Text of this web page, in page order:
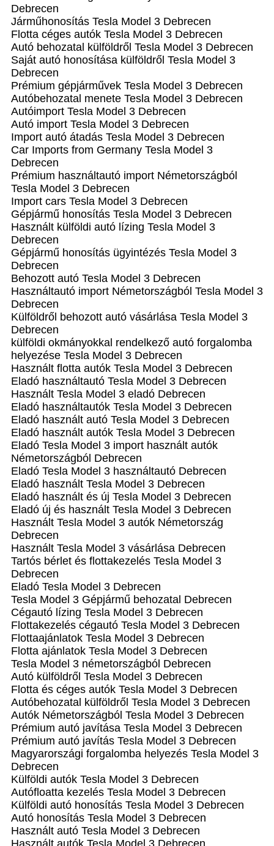
Debrecen
Járműhonosítás Tesla Model 3 Debrecen
Flotta céges autók Tesla Model 3 Debrecen
Autó behozatal külföldről Tesla Model 3 Debrecen
Saját autó honosítása külföldről Tesla Model 3
Debrecen
Prémium gépjárművek Tesla Model 3 Debrecen
Autóbehozatal menete Tesla Model 3 Debrecen
Autóimport Tesla Model 3 Debrecen
Autó import Tesla Model 3 Debrecen
Import autó átadás Tesla Model 3 Debrecen
Car Imports from Germany Tesla Model 3
Debrecen
Prémium használtautó import Németországból
Tesla Model 3 Debrecen
Import cars Tesla Model 3 Debrecen
Gépjármű honosítás Tesla Model 3 Debrecen
Használt külföldi autó lízing Tesla Model 3
Debrecen
Gépjármű honosítás ügyintézés Tesla Model 3
Debrecen
Behozott autó Tesla Model 3 Debrecen
Használtautó import Németországból Tesla Model 3
Debrecen
Külföldről behozott autó vásárlása Tesla Model 3
Debrecen
külföldi okmányokkal rendelkező autó forgalomba
helyezése Tesla Model 3 Debrecen
Használt flotta autók Tesla Model 3 Debrecen
Eladó használtautó Tesla Model 3 Debrecen
Használt Tesla Model 3 eladó Debrecen
Eladó használtautók Tesla Model 3 Debrecen
Eladó használt autó Tesla Model 3 Debrecen
Eladó használt autók Tesla Model 3 Debrecen
Eladó Tesla Model 3 import használt autók
Németországból Debrecen
Eladó Tesla Model 3 használtautó Debrecen
Eladó használt Tesla Model 3 Debrecen
Eladó használt és új Tesla Model 3 Debrecen
Eladó új és használt Tesla Model 3 Debrecen
Használt Tesla Model 3 autók Németország
Debrecen
Használt Tesla Model 3 vásárlása Debrecen
Tartós bérlet és flottakezelés Tesla Model 3
Debrecen
Eladó Tesla Model 3 Debrecen
Tesla Model 3 Gépjármű behozatal‎ Debrecen
Cégautó lízing Tesla Model 3 Debrecen
Flottakezelés cégautó Tesla Model 3 Debrecen
Flottaajánlatok Tesla Model 3 Debrecen
Flotta ajánlatok Tesla Model 3 Debrecen
Tesla Model 3 németországból Debrecen
Autó külföldről Tesla Model 3 Debrecen
Flotta és céges autók Tesla Model 3 Debrecen
Autóbehozatal külföldről Tesla Model 3 Debrecen
Autók Németországból‎ Tesla Model 3 Debrecen
Prémium autó javítása Tesla Model 3 Debrecen
Prémium autó javítás Tesla Model 3 Debrecen
Magyarországi forgalomba helyezés Tesla Model 3
Debrecen
Külföldi autók‎ Tesla Model 3 Debrecen
Autófloatta kezelés Tesla Model 3 Debrecen
Külföldi autó honosítás Tesla Model 3 Debrecen
Autó honosítás Tesla Model 3 Debrecen
Használt autó‎ Tesla Model 3 Debrecen
Használt autó‎k Tesla Model 3 Debrecen